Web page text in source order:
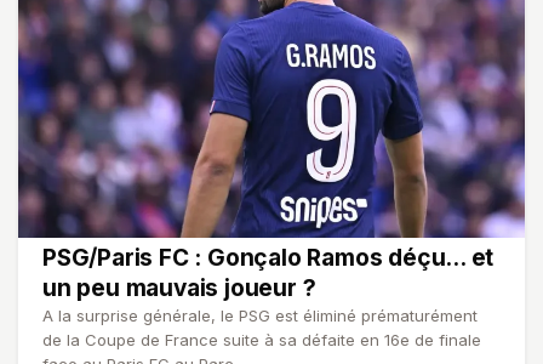
PSG/Paris FC : Gonçalo Ramos déçu... et
un peu mauvais joueur ?
A la surprise générale, le PSG est éliminé prématurément
de la Coupe de France suite à sa défaite en 16e de finale